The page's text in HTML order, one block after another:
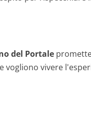
del Portale
vogliono vivere